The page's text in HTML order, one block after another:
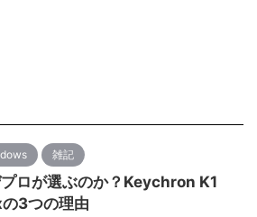
雑記
ロが選ぶのか？Keychron K1
3つの理由